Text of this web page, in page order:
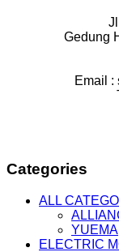
Gedung
Email :
Categories
ALL
YUEMA
ELECTRIC